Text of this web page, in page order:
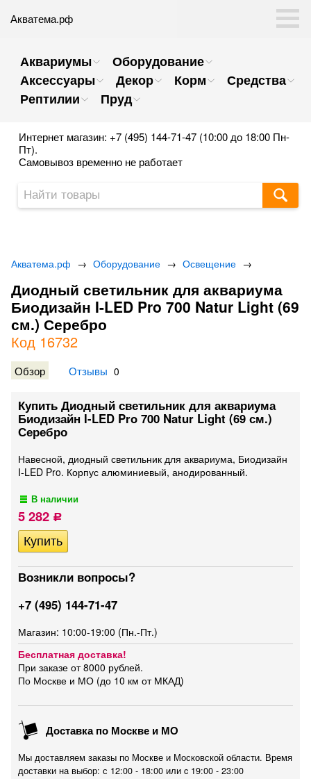
Акватема.рф
Аквариумы
Оборудование
Аксессуары
Декор Корм
Средства
Рептилии
Пруд
Интернет магазин: +7 (495) 144-71-47 (10:00 до 18:00 Пн-
Пт).
Самовывоз временно не работает
Акватема.рф → Оборудование → Освещение →
Диодный светильник для аквариума
Биодизайн I-LED Pro 700 Natur Light (69
см.) Серебро
Код 16732
Обзор Отзывы 0
Купить Диодный светильник для аквариума
Биодизайн I-LED Pro 700 Natur Light (69 см.)
Серебро
Навесной, диодный светильник для аквариума, Биодизайн
I-LED Pro. Корпус алюминиевый, анодированный.
В наличии
5 282 Р
Возникли вопросы?
+7 (495) 144-71-47
Магазин: 10:00-19:00 (Пн.-Пт.)
Бесплатная доставка!
При заказе от 8000 рублей.
По Москве и МО (до 10 км от МКАД)
Доставка по Москве и МО
Мы доставляем заказы по Москве и Московской области. Время
доставки на выбор: с 12:00 - 18:00 или c 19:00 - 23:00